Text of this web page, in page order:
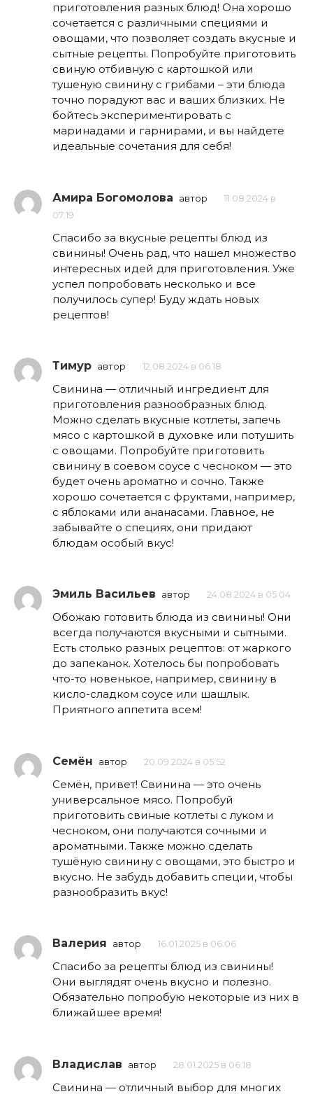
приготовления разных блюд! Она хорошо
сочетается с различными специями и
овощами, что позволяет создать вкусные и
сытные рецепты. Попробуйте приготовить
свиную отбивную с картошкой или
тушеную свинину с грибами – эти блюда
точно порадуют вас и ваших близких. Не
бойтесь экспериментировать с
маринадами и гарнирами, и вы найдете
идеальные сочетания для себя!
Амира Богомолова автор
11.08.2024 в
07:19
Спасибо за вкусные рецепты блюд из
свинины! Очень рад, что нашел множество
интересных идей для приготовления. Уже
успел попробовать несколько и все
получилось супер! Буду ждать новых
рецептов!
Тимур автор 12.08.2024 в 06:18
Свинина — отличный ингредиент для
приготовления разнообразных блюд.
Можно сделать вкусные котлеты, запечь
мясо с картошкой в духовке или потушить
с овощами. Попробуйте приготовить
свинину в соевом соусе с чесноком — это
будет очень ароматно и сочно. Также
хорошо сочетается с фруктами, например,
с яблоками или ананасами. Главное, не
забывайте о специях, они придают
блюдам особый вкус!
Эмиль Васильев автор 24.08.2024 в 05:04
Обожаю готовить блюда из свинины! Они
всегда получаются вкусными и сытными.
Есть столько разных рецептов: от жаркого
до запеканок. Хотелось бы попробовать
что-то новенькое, например, свинину в
кисло-сладком соусе или шашлык.
Приятного аппетита всем!
Семён автор 20.09.2024 в 05:52
Семён, привет! Свинина — это очень
универсальное мясо. Попробуй
приготовить свиные котлеты с луком и
чесноком, они получаются сочными и
ароматными. Также можно сделать
тушёную свинину с овощами, это быстро и
вкусно. Не забудь добавить специи, чтобы
разнообразить вкус!
Валерия автор 16.01.2025 в 06:06
Спасибо за рецепты блюд из свинины!
Они выглядят очень вкусно и полезно.
Обязательно попробую некоторые из них в
ближайшее время!
Владислав автор 28.01.2025 в 06:18
Свинина — отличный выбор для многих